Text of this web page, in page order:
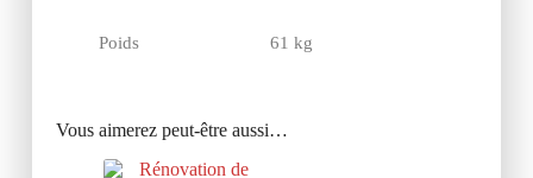
Poids 61 kg
Vous aimerez peut-être aussi…